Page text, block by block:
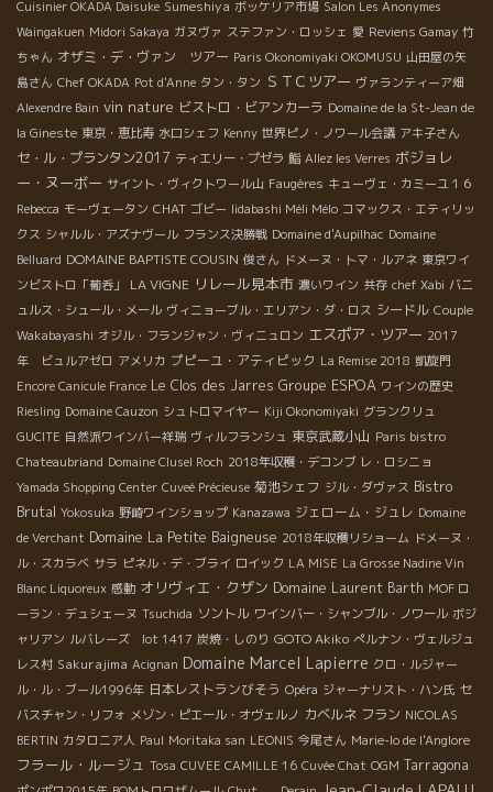
Cuisinier OKADA Daisuke Sumeshiya ボッケリア市場 Salon Les Anonymes
Waingakuen Midori Sakaya ガヌヴァ ステファン・ロッシェ 愛 Reviens Gamay 竹
ちゃん オザミ・デ・ヴァン ツアー Paris Okonomiyaki OKOMUSU 山田屋の矢
島さん Chef OKADA Pot d'Anne タン・タン ＳＴＣツアー ヴァランティーア畑
Alexendre Bain vin nature ビストロ・ビアンカーラ Domaine de la St-Jean de
la Gineste 東京・恵比寿 水口シェフ Kenny 世界ピノ・ノワール会議 アキ子さん
セ・ル・プランタン2017 ティエリー・プゼラ 鮨 Allez les Verres ボジョレ
ー・ヌーボー サイント・ヴィクトワール山 Faugères キューヴェ・カミーユ１６
Rebecca モーヴェータン CHAT ゴビー Iidabashi Méli Mélo コマックス・エティリッ
クス シャルル・アズナヴール フランス決勝戦 Domaine d'Aupilhac Domaine
Belluard DOMAINE BAPTISTE COUSIN 俊さん ドメーヌ・トマ・ルアネ 東京ワイ
ンビストロ「葡呑」
LA VIGNE リレール見本市 濃いワイン 共存 chef Xabi バニ
ュルス・シュール・メール ヴィニョーブル・エリアン・ダ・ロス シードル Couple
Wakabayashi オジル・フランジャン・ヴィニュロン エスポア・ツアー 2017
年 ビュルアゼロ アメリカ プピーユ・アティピック La Remise 2018 凱旋門
Encore Canicule France Le Clos des Jarres Groupe ESPOA ワインの歴史
Riesling Domaine Cauzon シュトロマイヤー Kiji Okonomiyaki グランクリュ
GUCITE 自然派ワインバー祥瑞 ヴィルフランシュ 東京武蔵小山 Paris bistro
Chateaubriand Domaine Clusel Roch 2018年収穫・デコンブ レ・ロシニョ
Yamada Shopping Center Cuveé Précieuse 菊池シェフ ジル・ダヴァス Bistro
Brutal Yokosuka 野崎ワインショップ Kanazawa ジェローム・ジュレ Domaine
de Verchant Domaine La Petite Baigneuse 2018年収穫リショーム ドメーヌ・
ル・スカラベ サラ ピネル・デ・ブライ ロイック LA MISE La Grosse Nadine Vin
Blanc Liquoreux 感動 オリヴィエ・クザン Domaine Laurent Barth MOF ロ
ーラン・デュシェーヌ Tsuchida ソントル ワインバー・シャンブル・ノワール ボジ
ャリアン ルバレーズ lot 1417 炭焼・しのり GOTO Akiko ぺルナン・ヴェルジュ
レス村 Sakurajima Acignan Domaine Marcel Lapierre クロ・ルジャー
ル・ル・ブール1996年 日本レストランびそう Opéra ジャーナリスト・ハン氏 セ
バスチャン・リフォ メゾン・ピエール・オヴェルノ カベルネ フラン NICOLAS
BERTIN カタロニア人 Paul Moritaka san LEONIS 今尾さん Marie-lo de l'Anglore
フラール・ルージュ Tosa CUVEE CAMILLE 16 Cuvée Chat OGM Tarragona